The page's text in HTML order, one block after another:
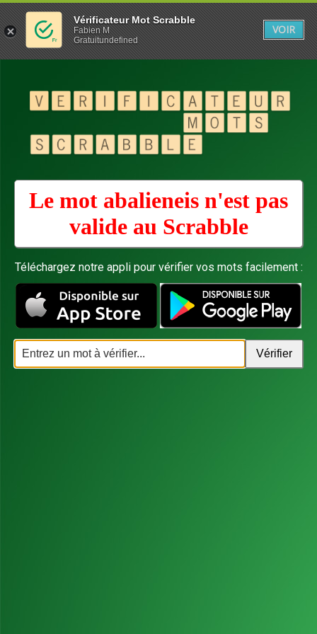
Le mot abalieneis n'est pas
valide au Scrabble
Téléchargez notre appli pour vérifier vos mots facilement :
Vérificateur Mot Scrabble
Fabien M
Gratuitundefined
VOIR